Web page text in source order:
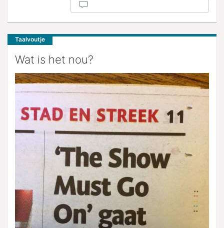
Taalvoutje
Wat is het nou?